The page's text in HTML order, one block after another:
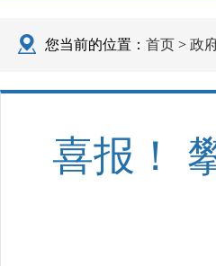
您当前的位置： 首页 > 政
喜报！